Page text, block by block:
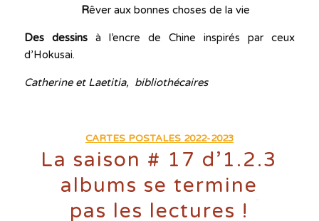
Rêver aux bonnes choses de la vie
Des dessinsà l’encre de Chine inspirés par ceux
d’Hokusai.
Catherine et Laetitia, bibliothécaires
CARTES POSTALES 2022-2023
La saison # 17 d’1.2.3
albums se termine
pas les lectures !